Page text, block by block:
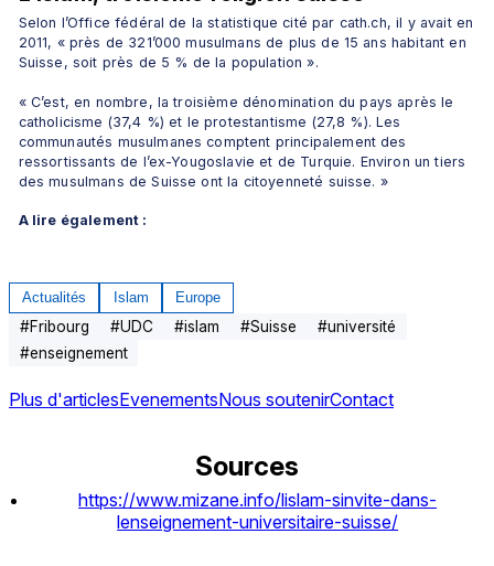
Selon l’Office fédéral de la statistique cité par cath.ch, il y avait en
2011, « près de 321’000 musulmans de plus de 15 ans habitant en
Suisse, soit près de 5 % de la population ».
« C’est, en nombre, la troisième dénomination du pays après le
catholicisme (37,4 %) et le protestantisme (27,8 %). Les
communautés musulmanes comptent principalement des
ressortissants de l’ex-Yougoslavie et de Turquie. Environ un tiers
des musulmans de Suisse ont la citoyenneté suisse. »
A lire également :
Actualités Islam Europe
#Fribourg #UDC #islam #Suisse #université
#enseignement
Plus d'articlesEvenementsNous soutenirContact
Sources
https://www.mizane.info/lislam-sinvite-dans-
lenseignement-universitaire-suisse/